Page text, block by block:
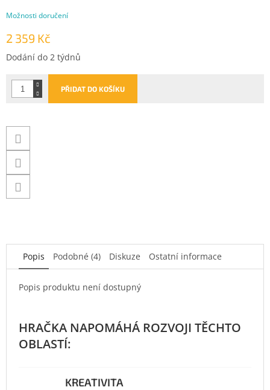
2 359 Kč
Měrná
Dodání do 2 týdnů
Možnosti doručení
PŘIDAT DO KOŠÍKU
Popis Podobné (4) Diskuze Ostatní informace
Popis produktu není dostupný
KREATIVITA